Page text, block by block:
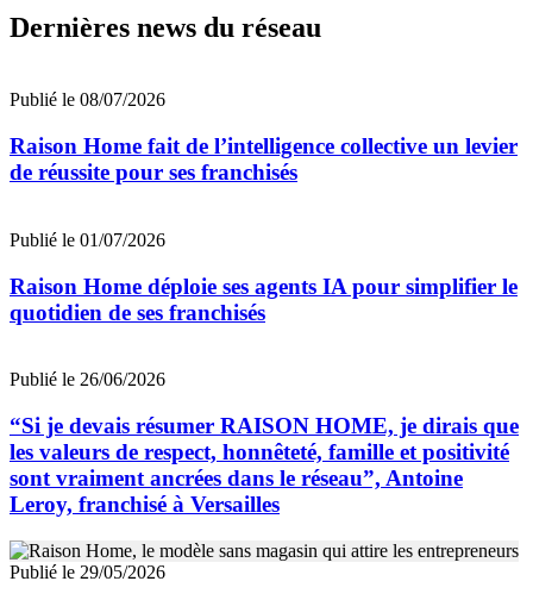
Dernières news du réseau
Publié le 08/07/2026
Raison Home fait de l’intelligence collective un levier
de réussite pour ses franchisés
Publié le 01/07/2026
Raison Home déploie ses agents IA pour simplifier le
quotidien de ses franchisés
Publié le 26/06/2026
“Si je devais résumer RAISON HOME, je dirais que
les valeurs de respect, honnêteté, famille et positivité
sont vraiment ancrées dans le réseau”, Antoine
Leroy, franchisé à Versailles
Publié le 29/05/2026